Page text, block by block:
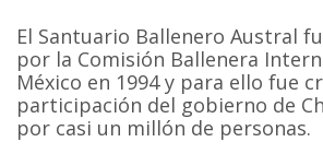
El Santuario Ballenero Austral
por la Comisión Ballenera
México en 1994 y para ello fue
participación del gobierno de
por casi un millón de personas.